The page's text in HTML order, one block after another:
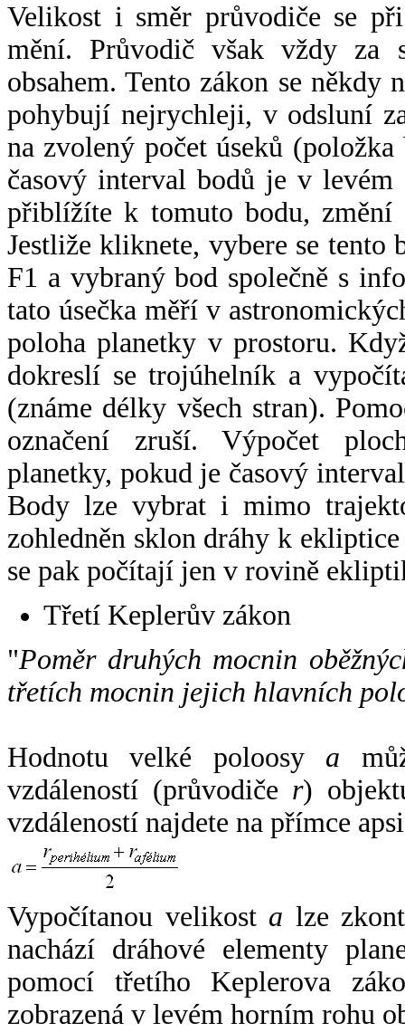
Velikost i směr průvodiče se
mění. Průvodič však vždy za
obsahem. Tento zákon se někdy
pohybují nejrychleji, v odsluní
na zvolený počet úseků
časový interval bodů je v
přiblížíte k tomuto bodu,
Jestliže kliknete, vybere se tento
F1 a vybraný bod společně s
tato úsečka měří v
poloha planetky v prostoru.
dokreslí se trojúhelník a
(známe délky všech stran).
označení zruší. Výpočet
planetky, pokud je časový
Body lze vybrat i mimo
zohledněn sklon dráhy k
se pak počítají jen v rovině
Třetí Keplerův zákon
"Poměr druhých mocnin
třetích mocnin jejich hlavních
Hodnotu velké poloosy a
vzdáleností (průvodiče r)
vzdáleností najdete na přímce
Vypočítanou velikost a lze
nachází dráhové elementy
pomocí třetího Keplerova
zobrazená v levém horním rohu